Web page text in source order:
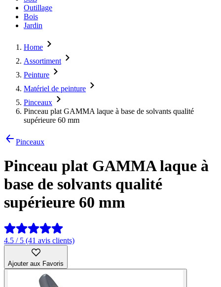
Outillage
Bois
Jardin
Home
Assortiment
Peinture
Matériel de peinture
Pinceaux
Pinceau plat GAMMA laque à base de solvants qualité
supérieure 60 mm
Pinceaux
Pinceau plat GAMMA laque à
base de solvants qualité
supérieure 60 mm
4.5 / 5 (41 avis clients)
Ajouter aux Favoris